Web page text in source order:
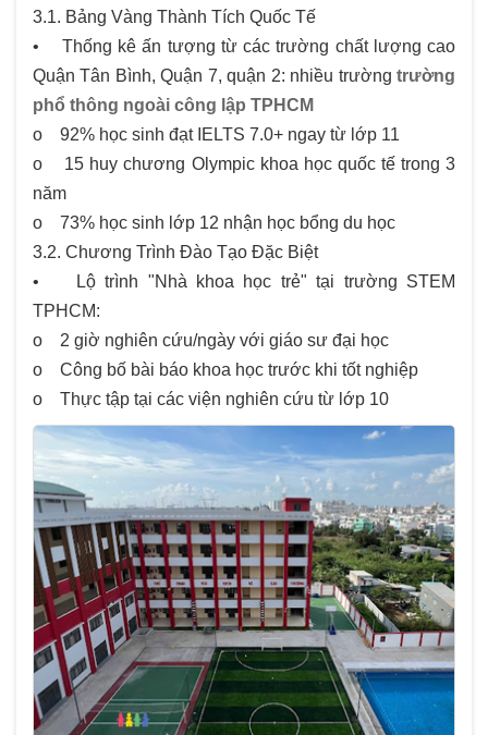
3.1. Bảng Vàng Thành Tích Quốc Tế
• Thống kê ấn tượng từ các trường chất lượng cao
Quận Tân Bình, Quận 7, quận 2: nhiều trường trường
phổ thông ngoài công lập TPHCM
o 92% học sinh đạt IELTS 7.0+ ngay từ lớp 11
o 15 huy chương Olympic khoa học quốc tế trong 3
năm
o 73% học sinh lớp 12 nhận học bổng du học
3.2. Chương Trình Đào Tạo Đặc Biệt
• Lộ trình "Nhà khoa học trẻ" tại trường STEM
TPHCM:
o 2 giờ nghiên cứu/ngày với giáo sư đại học
o Công bố bài báo khoa học trước khi tốt nghiệp
o Thực tập tại các viện nghiên cứu từ lớp 10